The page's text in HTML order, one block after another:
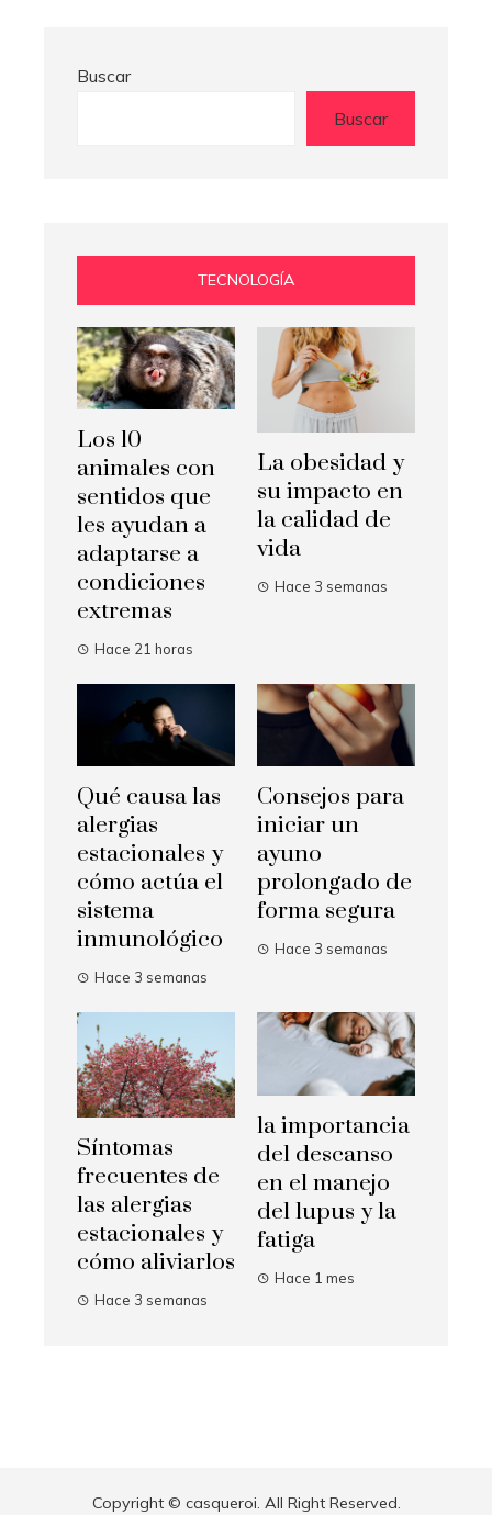
Buscar
Buscar
TECNOLOGÍA
Los 10
animales con
sentidos que
les ayudan a
adaptarse a
condiciones
extremas
Hace 21 horas
La obesidad y
su impacto en
la calidad de
vida
Hace 3 semanas
Qué causa las
alergias
estacionales y
cómo actúa el
sistema
inmunológico
Hace 3 semanas
Consejos para
iniciar un
ayuno
prolongado de
forma segura
Hace 3 semanas
Síntomas
frecuentes de
las alergias
estacionales y
cómo aliviarlos
Hace 3 semanas
la importancia
del descanso
en el manejo
del lupus y la
fatiga
Hace 1 mes
Copyright © casqueroi. All Right Reserved.